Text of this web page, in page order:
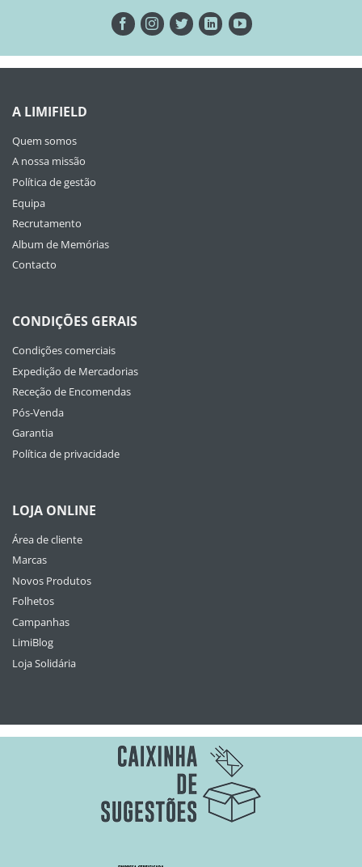
A LIMIFIELD
Quem somos
A nossa missão
Política de gestão
Equipa
Recrutamento
Album de Memórias
Contacto
CONDIÇÕES GERAIS
Condições comerciais
Expedição de Mercadorias
Receção de Encomendas
Pós-Venda
Garantia
Política de privacidade
LOJA ONLINE
Área de cliente
Marcas
Novos Produtos
Folhetos
Campanhas
LimiBlog
Loja Solidária